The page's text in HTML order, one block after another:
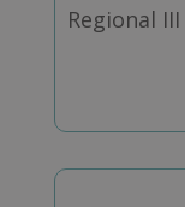
Regional III